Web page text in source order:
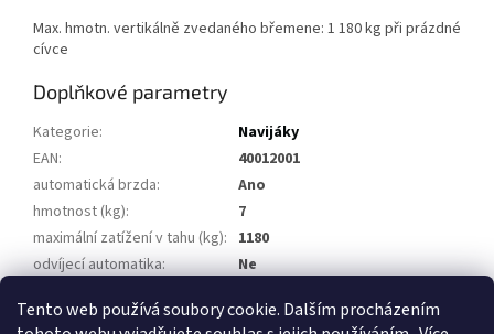
Tento web používá soubory cookie. Dalším procházením
Max. hmotn. vertikálně zvedaného břemene: 1 180 kg při prázdné
cívce
Doplňkové parametry
Kategorie:
Navijáky
EAN:
40012001
automatická brzda:
Ano
hmotnost (kg):
7
maximální zatížení v tahu (kg): 1180
odvíjecí automatika:
Ne